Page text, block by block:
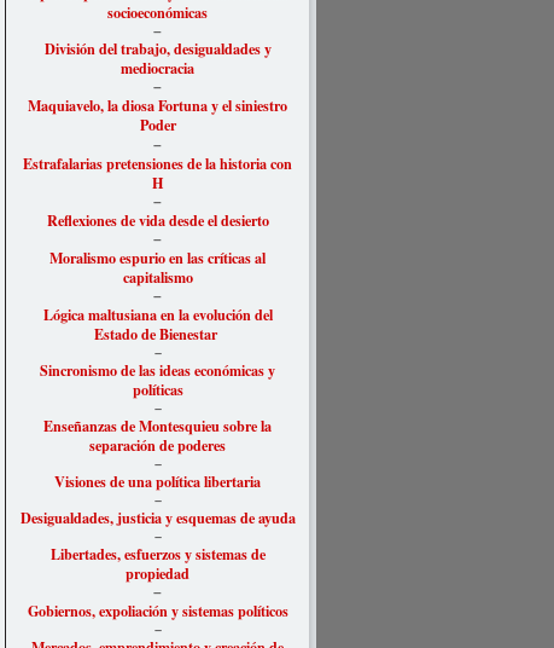
socioeconómicas
–
División del trabajo, desigualdades y
mediocracia
–
Maquiavelo, la diosa Fortuna y el siniestro
Poder
–
Estrafalarias pretensiones de la historia con
H
–
Reflexiones de vida desde el desierto
–
Moralismo espurio en las críticas al
capitalismo
–
Lógica maltusiana en la evolución del
Estado de Bienestar
–
Sincronismo de las ideas económicas y
políticas
–
Enseñanzas de Montesquieu sobre la
separación de poderes
–
Visiones de una política libertaria
–
Desigualdades, justicia y esquemas de ayuda
–
Libertades, esfuerzos y sistemas de
propiedad
–
Gobiernos, expoliación y sistemas políticos
–